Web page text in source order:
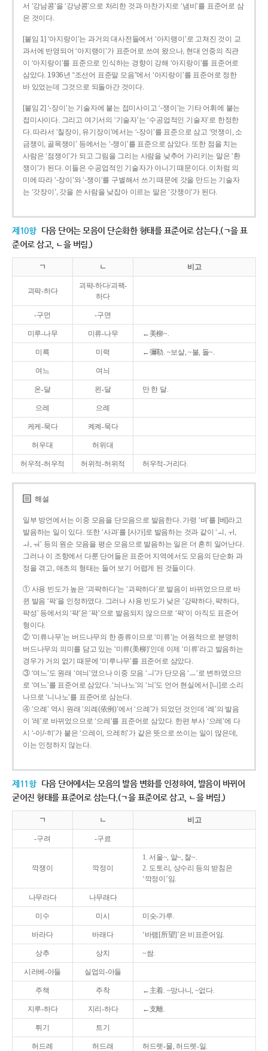
서 ‘강남콩’을 ‘강낭콩’으로 처리한 것과 마찬가지로 ‘냄비’를 표준어로 삼
은 것이다.
[붙임 1] ‘아지랑이’는 과거의 대사전들에서 ‘아지랭이’로 고쳐진 것이 교
과서에 반영되어 ‘아지랭이’가 표준어로 쓰여 왔으나, 현대 언중의 직관
이 ‘아지랑이’를 표준으로 인식하는 경향이 강해 ‘아지랑이’를 표준어로
삼았다. 1936년 “조선어 표준말 모음”에서 ‘아지랑이’를 표준어로 정한
바 있었는데 그것으로 되돌아간 것이다.
[붙임 2] ‘-장이’는 기술자에 붙는 접미사이고 ‘-쟁이’는 기타 어휘에 붙는
접미사이다. 그리고 여기서의 ‘기술자’는 ‘수공업적인 기술자’로 한정한
다. 따라서 ‘칠장이, 유기장이’에서는 ‘-장이’를 표준으로 삼고 ‘멋쟁이, 소
금쟁이, 골목쟁이’ 등에서는 ‘-쟁이’를 표준으로 삼았다. 또한 점을 치는
사람은 ‘점쟁이’가 되고 그림을 그리는 사람을 낮추어 가리키는 말은 ‘환
쟁이’가 된다. 이들은 수공업적인 기술자가 아니기 때문이다. 이처럼 의
미에 따라 ‘-장이’와 ‘-쟁이’를 구별해서 쓰기 때문에 갓을 만드는 기술자
는 ‘갓장이’, 갓을 쓴 사람을 낮잡아 이르는 말은 ‘갓쟁이’가 된다.
제10항 다음 단어는 모음이 단순화한 형태를 표준어로 삼는다.(ㄱ을 표
준어로 삼고, ㄴ을 버림.)
ㄱ ㄴ 비고
괴팍-하다
괴퍅-하다/괴팩-
하다
-구먼 -구면
미루-나무 미류-나무 ←美柳~.
미륵 미력 ←彌勒. ~보살, ~불, 돌~.
여느 여늬
온-달 왼-달 만 한 달.
으레 으례
케케-묵다 켸켸-묵다
허우대 허위대
허우적-허우적 허위적-허위적 허우적-거리다.
해설
일부 방언에서는 이중 모음을 단모음으로 발음한다. 가령 ‘벼’를 [베]라고
발음하는 일이 있다. 또한 ‘사과’를 [사가]로 발음하는 것과 같이 ‘ㅚ, ㅟ,
ㅘ, ㅝ’ 등의 원순 모음을 평순 모음으로 발음하는 일은 더 흔히 일어난다.
그러나 이 조항에서 다룬 단어들은 표준어 지역에서도 모음의 단순화 과
정을 겪고, 애초의 형태는 들어 보기 어렵게 된 것들이다.
① 사용 빈도가 높은 ‘괴퍅하다’는 ‘괴팍하다’로 발음이 바뀌었으므로 바
뀐 발음 ‘팍’을 인정하였다. 그러나 사용 빈도가 낮은 ‘강퍅하다, 퍅하다,
퍅성’ 등에서의 ‘퍅’은 ‘팍’으로 발음되지 않으므로 ‘퍅’이 아직도 표준어
형이다.
② ‘미류나무’는 버드나무의 한 종류이므로 ‘미류’는 어원적으로 분명히
버드나무의 의미를 담고 있는 ‘미류(美柳)’인데 이제 ‘미류’라고 발음하는
경우가 거의 없기 때문에 ‘미루나무’를 표준어로 삼았다.
③ ‘여느’도 원래 ‘여늬’였으나 이중 모음 ‘ㅢ’가 단모음 ‘ㅡ’로 변하였으므
로 ‘여느’를 표준어로 삼았다. ‘늬나노’의 ‘늬’도 언어 현실에서 [니]로 소리
나므로 ‘니나노’를 표준어로 삼는다.
④ ‘으례’ 역시 원래 ‘의례(依例)’에서 ‘으례’가 되었던 것인데 ‘례’의 발음
이 ‘레’로 바뀌었으므로 ‘으레’를 표준어로 삼았다. 한편 부사 ‘으레’에 다
시 ‘-이/-히’가 붙은 ‘으레이, 으레히’가 같은 뜻으로 쓰이는 일이 많은데,
이는 인정하지 않는다.
제11항 다음 단어에서는 모음의 발음 변화를 인정하여, 발음이 바뀌어
굳어진 형태를 표준어로 삼는다.(ㄱ을 표준어로 삼고, ㄴ을 버림.)
ㄱ ㄴ 비고
-구려 -구료
깍쟁이 깍정이
1. 서울~, 알~, 찰~.
2. 도토리, 상수리 등의 받침은
‘깍정이’임.
나무라다 나무래다
미수 미시 미숫-가루.
바라다 바래다 ‘바램[所望]’은 비표준어임.
상추 상치 ~쌈.
시러베-아들 실업의-아들
주책 주착 ←主着. ~망나니, ~없다.
지루-하다 지리-하다 ←支離.
튀기 트기
허드레 허드래 허드렛-물, 허드렛-일.